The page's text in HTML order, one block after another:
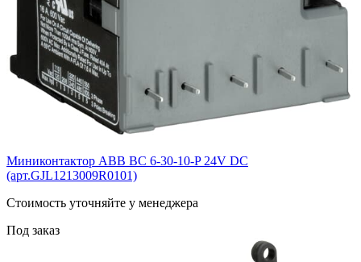
Миниконтактор ABB ВС 6-30-10-P 24V DC
(арт.GJL1213009R0101)
Cтоимость уточняйте у менеджера
Под заказ